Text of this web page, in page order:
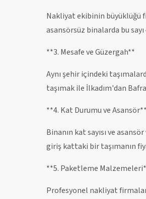
Nakliyat ekibinin büyüklüğü
asansörsüz binalarda bu
**3. Mesafe ve Güzergah**
Aynı şehir içindeki
taşımak ile İlkadım'dan
**4. Kat Durumu ve Asansör**
Binanın kat sayısı ve
giriş kattaki bir taşımanın
**5. Paketleme
Profesyonel nakliyat